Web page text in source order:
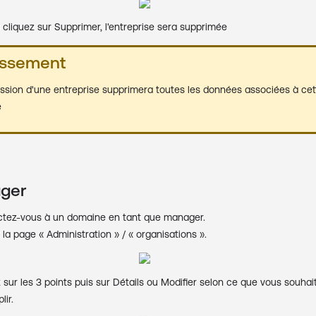
cliquez sur Supprimer, l'entreprise sera supprimée
d'une entreprise supprimera toutes les données associées à
vous à un domaine en tant que manager.
la page « Administration » / « organisations ».
sur les 3 points puis sur Détails ou Modifier selon ce que vous